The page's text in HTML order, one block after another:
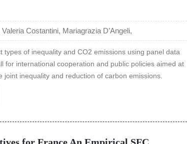
Costantini, Mariagrazia D’Angeli,
of inequality and CO2 emissions using panel data
international cooperation and public policies aimed at
inequality and reduction of carbon emissions.